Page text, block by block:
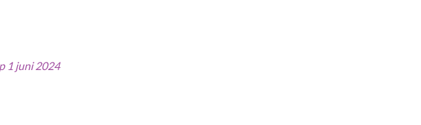
1 juni 2024